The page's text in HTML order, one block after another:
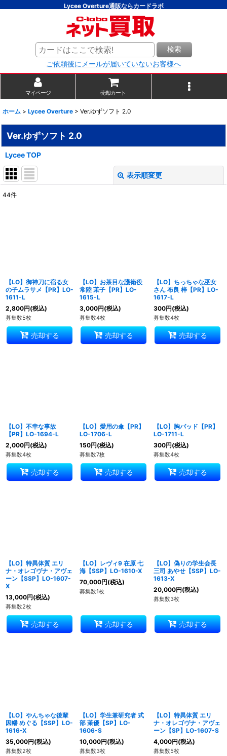
Lycee Overture通販ならカードラボ
検索
ご依頼後にメールが届いていないお客様へ
マイページ 売却カート
ホーム > Lycee Overture > Ver.ゆずソフト 2.0
Ver.ゆずソフト 2.0
Lycee TOP
表示順変更
44件
【LO】御神刀に宿る女
の子ムラサメ【PR】LO-
1611-L
2,800円(税込)
募集数5枚
売却する
【LO】お茶目な護衛役
常陸 茉子【PR】LO-
1615-L
3,000円(税込)
募集数4枚
売却する
【LO】ちっちゃな巫女
さん 布良 梓【PR】LO-
1617-L
300円(税込)
募集数4枚
売却する
【LO】不幸な事故
【PR】LO-1694-L
2,000円(税込)
募集数4枚
売却する
【LO】愛用の傘【PR】
LO-1706-L
150円(税込)
募集数7枚
売却する
【LO】胸パッド【PR】
LO-1711-L
300円(税込)
募集数4枚
売却する
【LO】特異体質 エリ
ナ・オレゴヴナ・アヴェ
ーン【SSP】LO-1607-
X
13,000円(税込)
募集数2枚
売却する
【LO】レヴィ9 在原 七
海【SSP】LO-1610-X
70,000円(税込)
募集数1枚
売却する
【LO】偽りの学生会長
三司 あやせ【SSP】LO-
1613-X
20,000円(税込)
募集数3枚
売却する
【LO】やんちゃな後輩
因幡 めぐる【SSP】LO-
1616-X
35,000円(税込)
募集数2枚
【LO】学生兼研究者 式
部 茉優【SP】LO-
1606-S
10,000円(税込)
募集数3枚
【LO】特異体質 エリ
ナ・オレゴヴナ・アヴェ
ーン【SP】LO-1607-S
4,000円(税込)
募集数5枚